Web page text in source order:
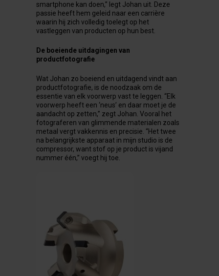
smartphone kan doen,” legt Johan uit. Deze
passie heeft hem geleid naar een carrière
waarin hij zich volledig toelegt op het
vastleggen van producten op hun best.
De boeiende uitdagingen van
productfotografie
Wat Johan zo boeiend en uitdagend vindt aan
productfotografie, is de noodzaak om de
essentie van elk voorwerp vast te leggen. “Elk
voorwerp heeft een ‘neus’ en daar moet je de
aandacht op zetten,” zegt Johan. Vooral het
fotograferen van glimmende materialen zoals
metaal vergt vakkennis en precisie. “Het twee
na belangrijkste apparaat in mijn studio is de
compressor, want stof op je product is vijand
nummer één,” voegt hij toe.